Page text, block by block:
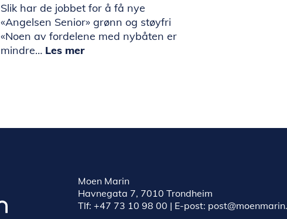
Slik har de jobbet for å få nye
«Angelsen Senior» grønn og støyfri
«Noen av fordelene med nybåten er
mindre… Les mer
Moen Marin
Havnegata 7, 7010 Trondheim
Tlf: +47 73 10 98 00 | E-post: